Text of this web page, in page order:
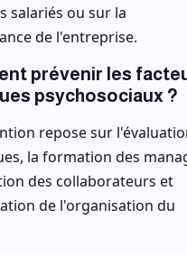
salariés ou sur la
de l'entreprise.
prévenir les
psychosociaux ?
repose sur
la formation des
des collaborateurs et
de l'organisation du